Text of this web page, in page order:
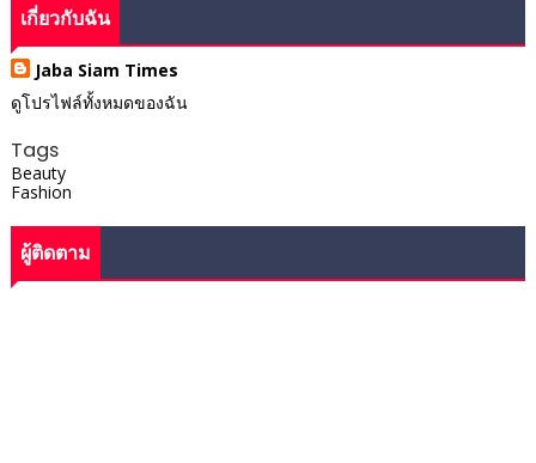
เกี่ยวกับฉัน
Jaba Siam Times
ดูโปรไฟล์ทั้งหมดของฉัน
Tags
Beauty
Fashion
ผู้ติดตาม